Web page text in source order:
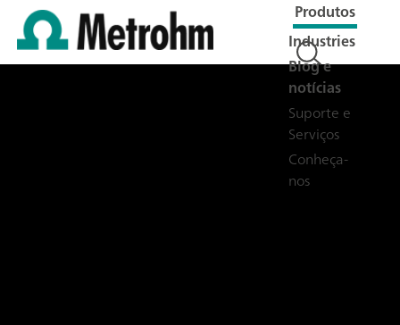
Produtos
Industries
Blog e
notícias
Suporte e
Serviços
Conheça-
nos